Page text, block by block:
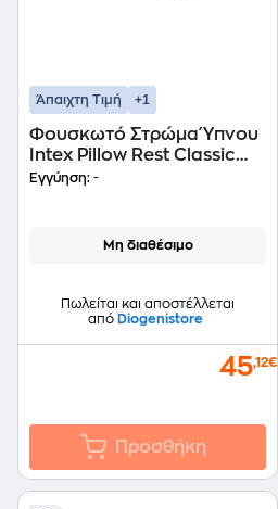
Άπαιχτη Τιμή +1
Φουσκωτό Στρώμα Ύπνου
Intex Pillow Rest Classic
64148
Εγγύηση: -
Μη διαθέσιμο
Πωλείται και αποστέλλεται
από Diogenistore
45,12€
Προσθήκη